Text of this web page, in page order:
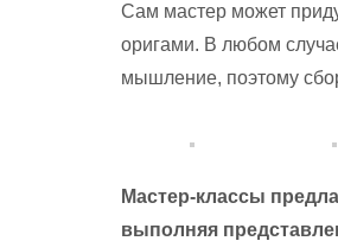
Сам мастер может
оригами. В любом
мышление, поэтому
Мастер-классы
выполняя